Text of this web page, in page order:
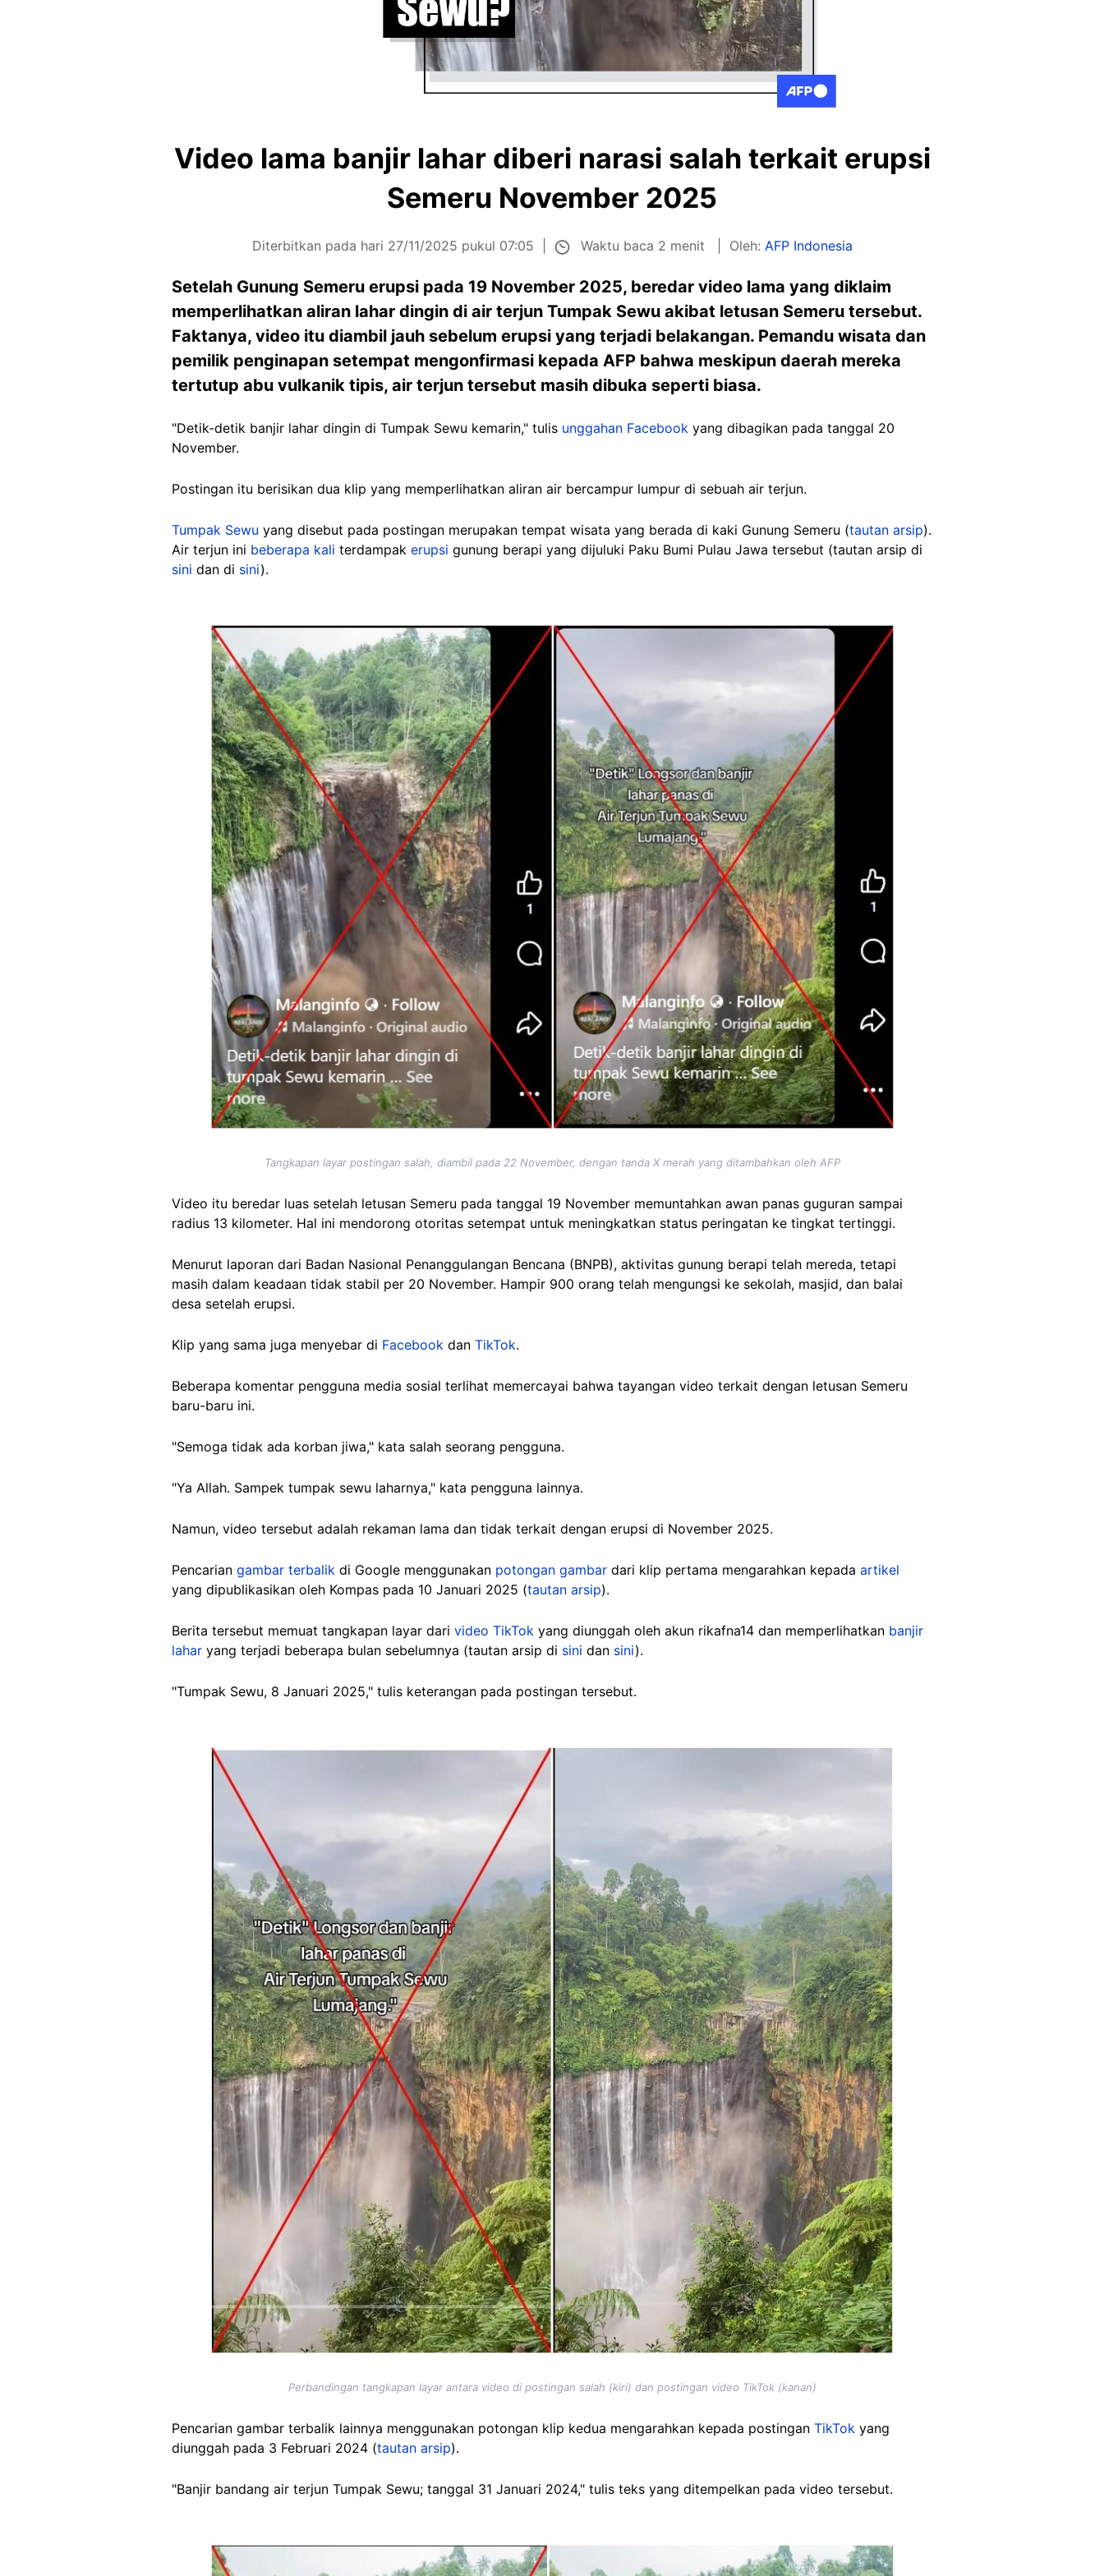
Video lama banjir lahar diberi narasi salah terkait erupsi
Semeru November 2025
Diterbitkan pada hari 27/11/2025 pukul 07:05 Waktu baca 2 menit Oleh: AFP Indonesia
Setelah Gunung Semeru erupsi pada 19 November 2025, beredar video lama yang diklaim
memperlihatkan aliran lahar dingin di air terjun Tumpak Sewu akibat letusan Semeru tersebut.
Faktanya, video itu diambil jauh sebelum erupsi yang terjadi belakangan. Pemandu wisata dan
pemilik penginapan setempat mengonfirmasi kepada AFP bahwa meskipun daerah mereka
tertutup abu vulkanik tipis, air terjun tersebut masih dibuka seperti biasa.
"Detik-detik banjir lahar dingin di Tumpak Sewu kemarin," tulis unggahan Facebook yang dibagikan pada tanggal 20
November.
Postingan itu berisikan dua klip yang memperlihatkan aliran air bercampur lumpur di sebuah air terjun.
Tumpak Sewu yang disebut pada postingan merupakan tempat wisata yang berada di kaki Gunung Semeru (tautan arsip).
Air terjun ini beberapa kali terdampak erupsi gunung berapi yang dijuluki Paku Bumi Pulau Jawa tersebut (tautan arsip di
sini dan di sini).
Tangkapan layar postingan salah, diambil pada 22 November, dengan tanda X merah yang ditambahkan oleh AFP
Video itu beredar luas setelah letusan Semeru pada tanggal 19 November memuntahkan awan panas guguran sampai
radius 13 kilometer. Hal ini mendorong otoritas setempat untuk meningkatkan status peringatan ke tingkat tertinggi.
Menurut laporan dari Badan Nasional Penanggulangan Bencana (BNPB), aktivitas gunung berapi telah mereda, tetapi
masih dalam keadaan tidak stabil per 20 November. Hampir 900 orang telah mengungsi ke sekolah, masjid, dan balai
desa setelah erupsi.
Klip yang sama juga menyebar di Facebook dan TikTok.
Beberapa komentar pengguna media sosial terlihat memercayai bahwa tayangan video terkait dengan letusan Semeru
baru-baru ini.
"Semoga tidak ada korban jiwa," kata salah seorang pengguna.
"Ya Allah. Sampek tumpak sewu laharnya," kata pengguna lainnya.
Namun, video tersebut adalah rekaman lama dan tidak terkait dengan erupsi di November 2025.
Pencarian gambar terbalik di Google menggunakan potongan gambar dari klip pertama mengarahkan kepada artikel
yang dipublikasikan oleh Kompas pada 10 Januari 2025 (tautan arsip).
Berita tersebut memuat tangkapan layar dari video TikTok yang diunggah oleh akun rikafna14 dan memperlihatkan banjir
lahar yang terjadi beberapa bulan sebelumnya (tautan arsip di sini dan sini).
"Tumpak Sewu, 8 Januari 2025," tulis keterangan pada postingan tersebut.
Perbandingan tangkapan layar antara video di postingan salah (kiri) dan postingan video TikTok (kanan)
Pencarian gambar terbalik lainnya menggunakan potongan klip kedua mengarahkan kepada postingan TikTok yang
diunggah pada 3 Februari 2024 (tautan arsip).
"Banjir bandang air terjun Tumpak Sewu; tanggal 31 Januari 2024," tulis teks yang ditempelkan pada video tersebut.